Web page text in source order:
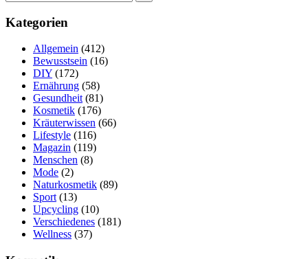
Kategorien
Allgemein (412)
Bewusstsein (16)
DIY (172)
Ernährung (58)
Gesundheit (81)
Kosmetik (176)
Kräuterwissen (66)
Lifestyle (116)
Magazin (119)
Menschen (8)
Mode (2)
Naturkosmetik (89)
Sport (13)
Upcycling (10)
Verschiedenes (181)
Wellness (37)